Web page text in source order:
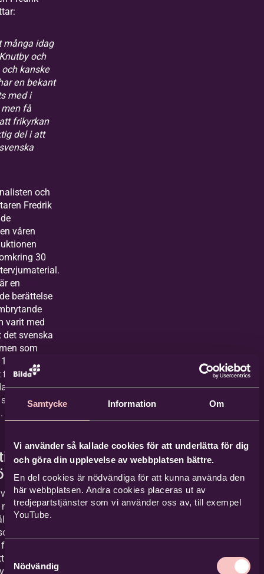
Samtycke Information Om
Vi använder så kallade cookies för att underlätta för dig
och göra din upplevelse av webbplatsen bättre.
En del cookies är nödvändiga för att kunna använda den
här webbplatsen. Andra cookies placeras ut av
tredjepartstjänster som vi använder oss av, till exempel
YouTube.
Nödvändig
många idag
och
kanske
en bekant
med i
få
frikyrkan
del i att
och
Fredrik
våren
30
en
berättelse
varit med
svenska
som
år
står inför
för
i
Bilda
vi en
gör att
Bilda. I